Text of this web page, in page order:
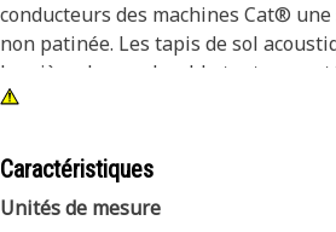
conducteurs des machines Cat®
non patinée. Les tapis de sol
barrière du son durable tout en
la machine.
Attributs :
• Couleur : Gris foncé
• Isolation acoustique sous forme de
Caractéristiques
Unités de mesure